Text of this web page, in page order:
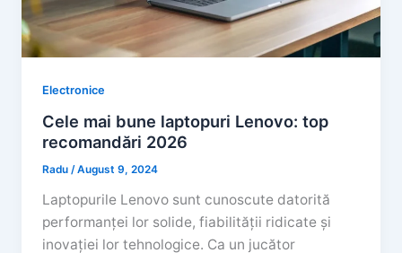
Electronice
Cele mai bune laptopuri Lenovo: top
recomandări 2026
Radu/August 9, 2024
Laptopurile Lenovo sunt cunoscute datorită
performanței lor solide, fiabilității ridicate și
inovației lor tehnologice. Ca un jucător